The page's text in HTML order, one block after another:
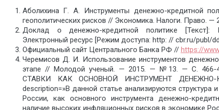
Аболихина Г. А. Инструменты денежно-кредитной
геополитических рисков // Экономика. Налоги. Право.
Доклад о денежно-кредитной политике [Текст]:
Электронный ресурс [Режим доступа: http: // cbr.ru/publ/
Официальный сайт Центрального Банка РФ // https://
Черемисов Д. И. Использование инструментов
этапе // Молодой ученый. — 2015. — №13. — С. 466-
СТАВКИ КАК ОСНОВНОЙ ИНСТРУМЕНТ
description=»В данной статье анализируются
России, как основного инструмента денежно-
наличие высоких инфляционных рисков в экономике